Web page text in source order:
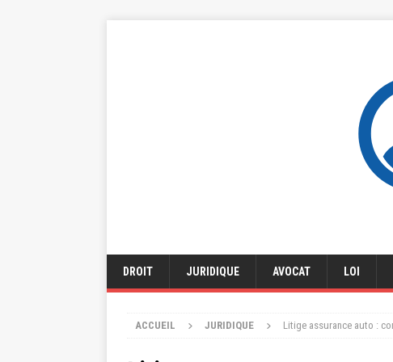
DROIT JURIDIQUE AVOCAT LOI
ACCUEIL JURIDIQUE Litige assurance auto :